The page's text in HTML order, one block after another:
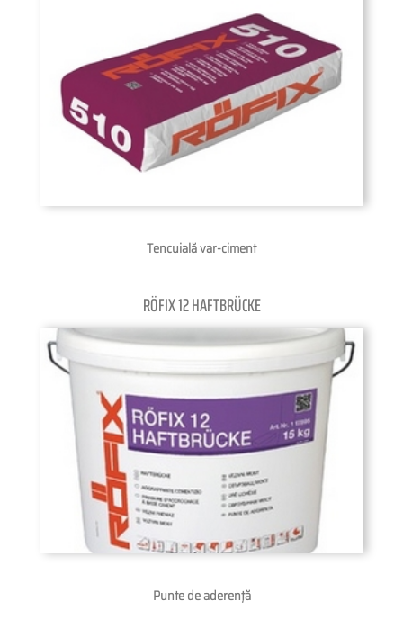
Tencuială var-ciment
RÖFIX 12 HAFTBRÜCKE
Punte de aderenţă